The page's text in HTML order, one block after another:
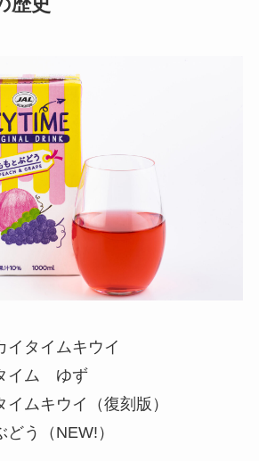
タイムキウイ
イム ゆず
ムキウイ（復刻版）
う（NEW!）